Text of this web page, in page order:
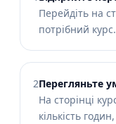
Перейдіть на
потрібний курс.
2Перегляньте
На сторінці
кількість